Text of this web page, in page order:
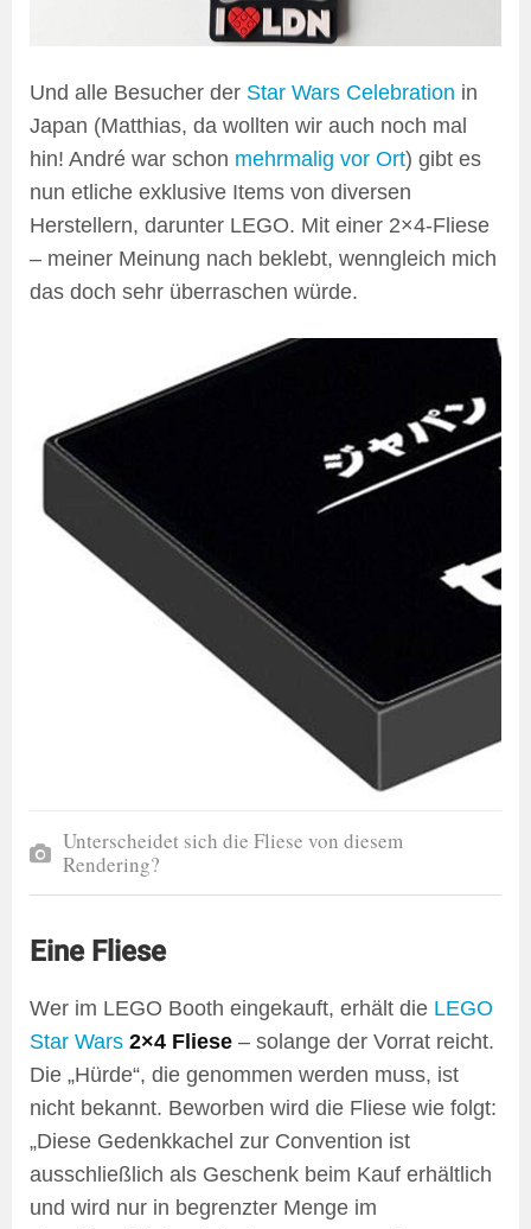
Und alle Besucher der Star Wars Celebration in
Japan (Matthias, da wollten wir auch noch mal
hin! André war schon mehrmalig vor Ort) gibt es
nun etliche exklusive Items von diversen
Herstellern, darunter LEGO. Mit einer 2×4-Fliese
– meiner Meinung nach beklebt, wenngleich mich
das doch sehr überraschen würde.
Unterscheidet sich die Fliese von diesem
Rendering?
Eine Fliese
Wer im LEGO Booth eingekauft, erhält die LEGO
Star Wars 2×4 Fliese – solange der Vorrat reicht.
Die „Hürde“, die genommen werden muss, ist
nicht bekannt. Beworben wird die Fliese wie folgt:
„Diese Gedenkkachel zur Convention ist
ausschließlich als Geschenk beim Kauf erhältlich
und wird nur in begrenzter Menge im